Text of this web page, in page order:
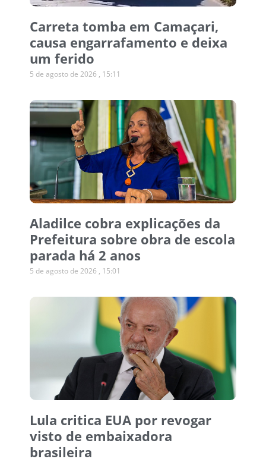
Carreta tomba em Camaçari,
causa engarrafamento e deixa
um ferido
5 de agosto de 2026 15:11
Aladilce cobra explicações da
Prefeitura sobre obra de escola
parada há 2 anos
5 de agosto de 2026 15:01
Lula critica EUA por revogar
visto de embaixadora
brasileira